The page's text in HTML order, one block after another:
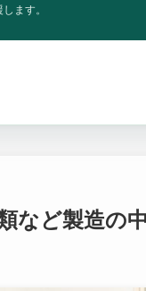
ます。
など製造の